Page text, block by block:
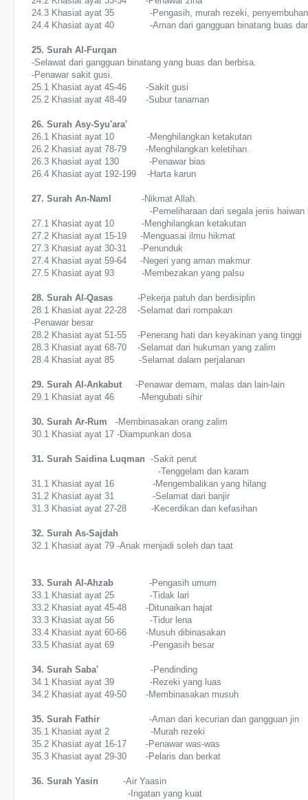
24.3 Khasiat ayat 35 -Pengasih, murah rezeki, penyembuhan
24.4 Khasiat ayat 40 -Aman dari gangguan binatang buas dan
25. Surah Al-Furqan
-Selawat dari gangguan binatang yang buas dan berbisa.
-Penawar sakit gusi.
25.1 Khasiat ayat 45-46 -Sakit gusi
25.2 Khasiat ayat 48-49 -Subur tanaman
26. Surah Asy-Syu'ara'
26.1 Khasiat ayat 10 -Menghilangkan ketakutan
26.2 Khasiat ayat 78-79 -Menghilangkan keletihan.
26.3 Khasiat ayat 130 -Penawar bias
26.4 Khasiat ayat 192-199 -Harta karun
27. Surah An-Naml -Nikmat Allah.
-Pemeliharaan dari segala jenis haiwan
27.1 Khasiat ayat 10 -Menghilangkan ketakutan
27.2 Khasiat ayat 15-19 -Menguasai ilmu hikmat
27.3 Khasiat ayat 30-31 -Penunduk
27.4 Khasiat ayat 59-64 -Negeri yang aman makmur
27.5 Khasiat ayat 93 -Membezakan yang palsu
28. Surah Al-Qasas -Pekerja patuh dan berdisiplin
28.1 Khasiat ayat 22-28 -Selamat dari rompakan
-Penawar besar
28.2 Khasiat ayat 51-55 -Penerang hati dan keyakinan yang tinggi
28.3 Khasiat ayat 68-70 -Selamat dari hukuman yang zalim
28.4 Khasiat ayat 85 -Selamat dalam perjalanan
29. Surah Al-Ankabut
-Penawar demam, malas dan lain-lain
29.1 Khasiat ayat 46 -Mengubati sihir
30. Surah Ar-Rum -Membinasakan orang zalim
30.1 Khasiat ayat 17 -Diampunkan dosa
31. Surah Saidina Luqman -Sakit perut
-Tenggelam dan karam
31.1 Khasiat ayat 16 -Mengembalikan yang hilang
31.2 Khasiat ayat 31 -Selamat dari banjir
31.3 Khasiat ayat 27-28 -Kecerdikan dan kefasihan
32. Surah As-Sajdah
32.1 Khasiat ayat 79 -Anak menjadi soleh dan taat
33. Surah Al-Ahzab
-Pengasih umum
33.1 Khasiat ayat 25 -Tidak lari
33.2 Khasiat ayat 45-48 -Ditunaikan hajat
33.3 Khasiat ayat 56 -Tidur lena
33.4 Khasiat ayat 60-66 -Musuh dibinasakan
33.5 Khasiat ayat 69 -Pengasih besar
34. Surah Saba'
-Pendinding
34.1 Khasiat ayat 39 -Rezeki yang luas
34.2 Khasiat ayat 49-50 -Membinasakan musuh
35. Surah Fathir
-Aman dari kecurian dan gangguan jin
35.1 Khasiat ayat 2 -Murah rezeki
35.2 Khasiat ayat 16-17 -Penawar was-was
35.3 Khasiat ayat 29-30 -Pelaris dan berkat
36. Surah Yasin
-Air Yaasin
-Ingatan yang kuat